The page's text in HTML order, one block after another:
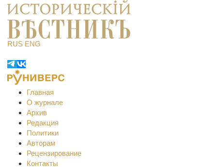
RUS ENG
Главная
О журнале
Архив
Редакция
Политики
Авторам
Рецензирование
Контакты